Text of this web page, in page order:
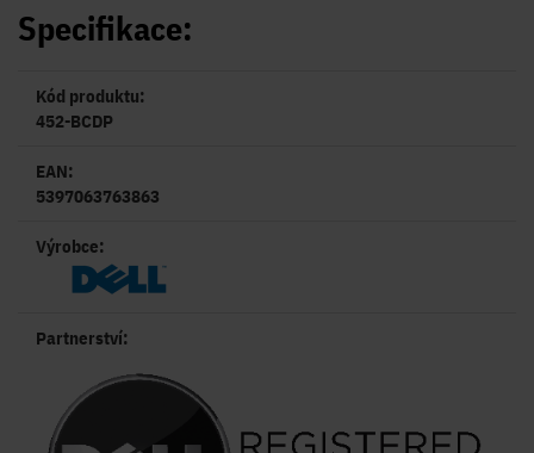
Specifikace:
Kód produktu:
452-BCDP
EAN:
5397063763863
Výrobce:
Partnerství: